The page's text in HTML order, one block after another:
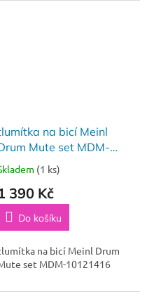
na bicí Meinl
Mute set MDM-
10121416(1 ks)
390 Kč
Do košíku
na bicí Meinl Drum
set MDM-10121416